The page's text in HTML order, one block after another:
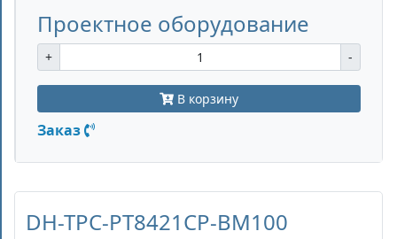
Проектное оборудование
+ -
В корзину
Заказ
DH-TPC-PT8421CP-BM100